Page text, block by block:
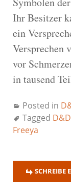
Ihr Besitzer
ein
Versprechen
vor
in tausend
Posted in
Tagged D&D
Freeya
SCHREIBE